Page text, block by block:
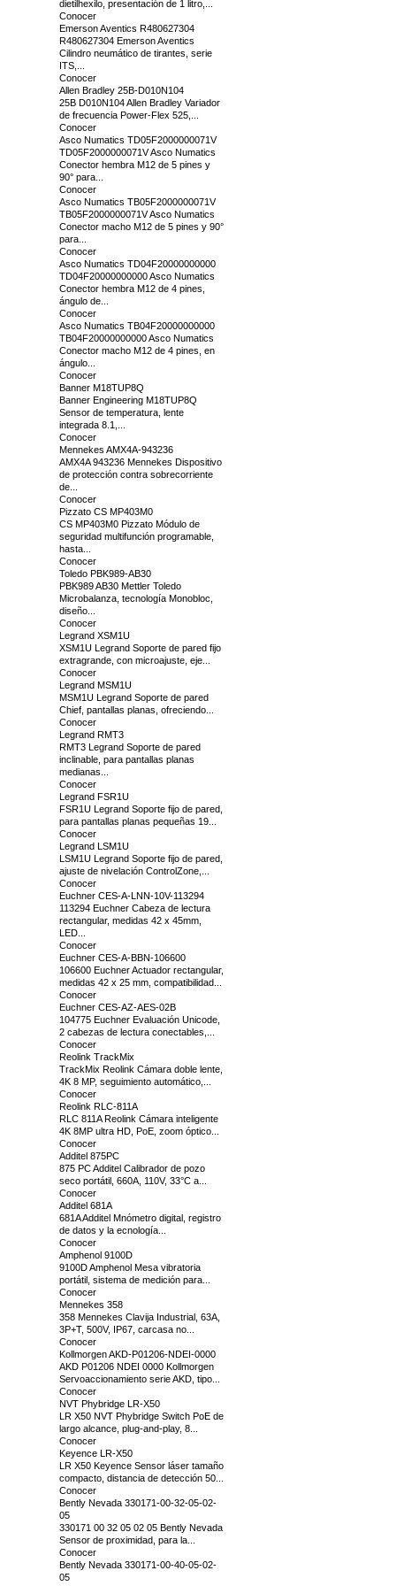
dietilhexilo, presentación de 1 litro,...
Conocer
Emerson Aventics R480627304
R480627304 Emerson Aventics
Cilindro neumático de tirantes, serie
ITS,...
Conocer
Allen Bradley 25B-D010N104
25B D010N104 Allen Bradley Variador
de frecuencia Power-Flex 525,...
Conocer
Asco Numatics TD05F2000000071V
TD05F2000000071V Asco Numatics
Conector hembra M12 de 5 pines y
90° para...
Conocer
Asco Numatics TB05F2000000071V
TB05F2000000071V Asco Numatics
Conector macho M12 de 5 pines y 90°
para...
Conocer
Asco Numatics TD04F20000000000
TD04F20000000000 Asco Numatics
Conector hembra M12 de 4 pines,
ángulo de...
Conocer
Asco Numatics TB04F20000000000
TB04F20000000000 Asco Numatics
Conector macho M12 de 4 pines, en
ángulo...
Conocer
Banner M18TUP8Q
Banner Engineering M18TUP8Q
Sensor de temperatura, lente
integrada 8.1,...
Conocer
Mennekes AMX4A-943236
AMX4A 943236 Mennekes Dispositivo
de protección contra sobrecorriente
de...
Conocer
Pizzato CS MP403M0
CS MP403M0 Pizzato Módulo de
seguridad multifunción programable,
hasta...
Conocer
Toledo PBK989-AB30
PBK989 AB30 Mettler Toledo
Microbalanza, tecnología Monobloc,
diseño...
Conocer
Legrand XSM1U
XSM1U Legrand Soporte de pared fijo
extragrande, con microajuste, eje...
Conocer
Legrand MSM1U
MSM1U Legrand Soporte de pared
Chief, pantallas planas, ofreciendo...
Conocer
Legrand RMT3
RMT3 Legrand Soporte de pared
inclinable, para pantallas planas
medianas...
Conocer
Legrand FSR1U
FSR1U Legrand Soporte fijo de pared,
para pantallas planas pequeñas 19...
Conocer
Legrand LSM1U
LSM1U Legrand Soporte fijo de pared,
ajuste de nivelación ControlZone,...
Conocer
Euchner CES-A-LNN-10V-113294
113294 Euchner Cabeza de lectura
rectangular, medidas 42 x 45mm,
LED...
Conocer
Euchner CES-A-BBN-106600
106600 Euchner Actuador rectangular,
medidas 42 x 25 mm, compatibilidad...
Conocer
Euchner CES-AZ-AES-02B
104775 Euchner Evaluación Unicode,
2 cabezas de lectura conectables,...
Conocer
Reolink TrackMix
TrackMix Reolink Cámara doble lente,
4K 8 MP, seguimiento automático,...
Conocer
Reolink RLC-811A
RLC 811A Reolink Cámara inteligente
4K 8MP ultra HD, PoE, zoom óptico...
Conocer
Additel 875PC
875 PC Additel Calibrador de pozo
seco portátil, 660A, 110V, 33°C a...
Conocer
Additel 681A
681A Additel Mnómetro digital, registro
de datos y la ecnología...
Conocer
Amphenol 9100D
9100D Amphenol Mesa vibratoria
portátil, sistema de medición para...
Conocer
Mennekes 358
358 Mennekes Clavija Industrial, 63A,
3P+T, 500V, IP67, carcasa no...
Conocer
Kollmorgen AKD-P01206-NDEI-0000
AKD P01206 NDEI 0000 Kollmorgen
Servoaccionamiento serie AKD, tipo...
Conocer
NVT Phybridge LR-X50
LR X50 NVT Phybridge Switch PoE de
largo alcance, plug-and-play, 8...
Conocer
Keyence LR-X50
LR X50 Keyence Sensor láser tamaño
compacto, distancia de detección 50...
Conocer
Bently Nevada 330171-00-32-05-02-
05
330171 00 32 05 02 05 Bently Nevada
Sensor de proximidad, para la...
Conocer
Bently Nevada 330171-00-40-05-02-
05